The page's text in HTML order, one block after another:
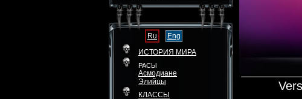
Ru
Eng
ИСТОРИЯ МИРА
РАСЫ
Асмодиане
Элийцы
КЛАССЫ